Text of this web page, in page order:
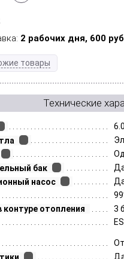
2 рабочих дня, 600
товары
Технические
бак
насос
отопления
3